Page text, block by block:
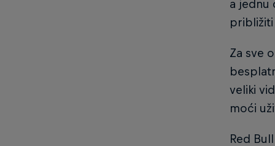
a jednu
Za sve
veliki
moći
Red